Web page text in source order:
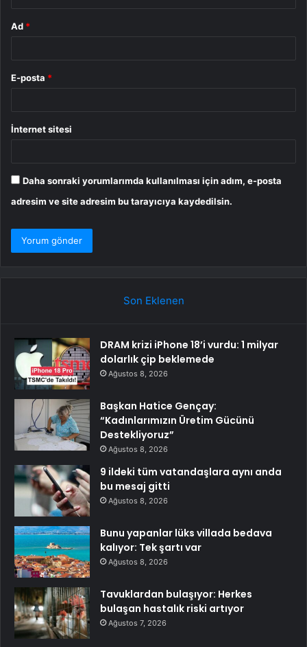
Ad *
E-posta *
İnternet sitesi
Daha sonraki yorumlarımda kullanılması için adım, e-posta
adresim ve site adresim bu tarayıcıya kaydedilsin.
Son Eklenen
DRAM krizi iPhone 18’i vurdu: 1 milyar
dolarlık çip beklemede
Ağustos 8, 2026
Başkan Hatice Gençay:
“Kadınlarımızın Üretim Gücünü
Destekliyoruz”
Ağustos 8, 2026
9 ildeki tüm vatandaşlara aynı anda
bu mesaj gitti
Ağustos 8, 2026
Bunu yapanlar lüks villada bedava
kalıyor: Tek şartı var
Ağustos 8, 2026
Tavuklardan bulaşıyor: Herkes
bulaşan hastalık riski artıyor
Ağustos 7, 2026